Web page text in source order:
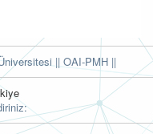
|| OAI-PMH ||